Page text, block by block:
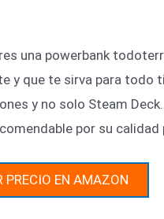
una powerbank
y que te sirva para todo
y no solo Steam
por su calidad
PRECIO EN AMAZON